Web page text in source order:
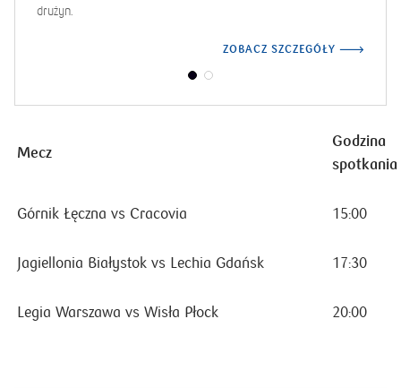
Mecz
Godzina
spotkania
Górnik Łęczna vs Cracovia 15:00
Jagiellonia Białystok vs Lechia Gdańsk 17:30
Legia Warszawa vs Wisła Płock 20:00
drużyn.
ZOBACZ SZCZEGÓŁY